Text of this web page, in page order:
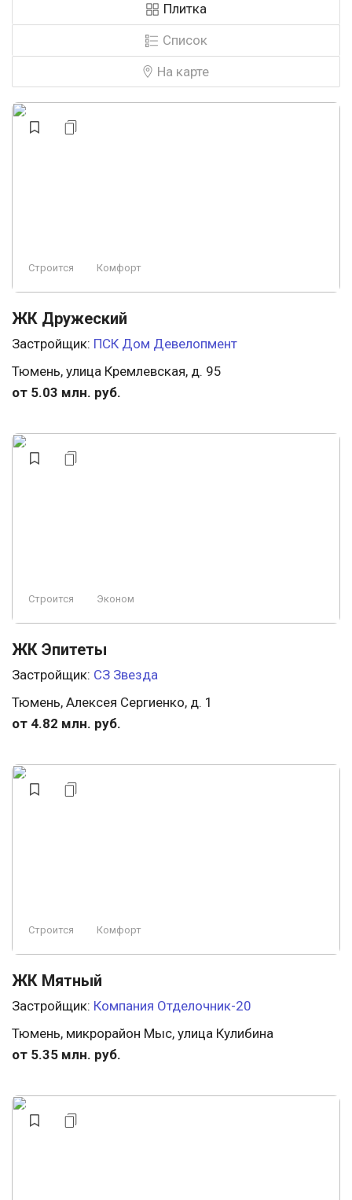
Закрытая территория
Видеонаблюдение Панорамные окна
Строится У леса Аптеки
Премиум Элитный
Плитка
Список
На карте
Строится Комфорт
ЖК Дружеский
Застройщик: ПСК Дом Девелопмент
Тюмень, улица Кремлевская, д. 95
от 5.03 млн. руб.
Строится Эконом
ЖК Эпитеты
Застройщик: СЗ Звезда
Тюмень, Алексея Сергиенко, д. 1
от 4.82 млн. руб.
Строится Комфорт
ЖК Мятный
Застройщик: Компания Отделочник-20
Тюмень, микрорайон Мыс, улица Кулибина
от 5.35 млн. руб.